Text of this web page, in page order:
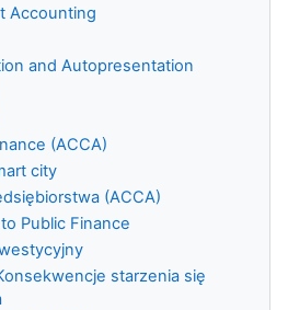
Accounting
and Autopresentation
(ACCA)
city
(ACCA)
Public Finance
starzenia się